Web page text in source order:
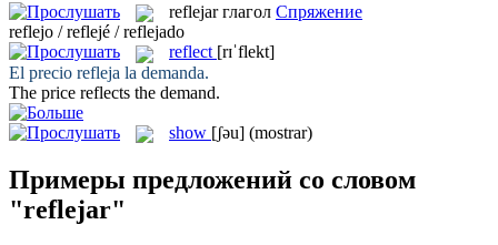
reflejar глагол Спряжение
reflejo / reflejé / reflejado
reflect [rɪˈflekt]
El precio refleja la demanda.
The price reflects the demand.
show [ʃəu] (mostrar)
Примеры предложений со словом
"reflejar"